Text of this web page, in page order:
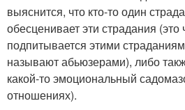
выяснится, что кто-то один
обесценивает эти страдания
подпитывается этими
называют абьюзерами), либо
какой-то эмоциональный
отношениях).